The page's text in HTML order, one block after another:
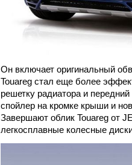
Он включает оригинальный
Touareg стал еще более
решетку радиатора и
спойлер на кромке крыши и
Завершают облик Touareg от
легкосплавные колесные